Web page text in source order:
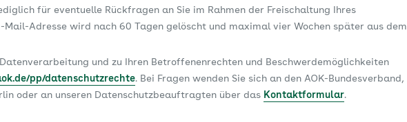
für eventuelle Rückfragen an Sie im Rahmen der Freischaltung Ihres
Mail-Adresse wird nach 60 Tagen gelöscht und maximal vier Wochen später aus dem
und zu Ihren Betroffenenrechten und Beschwerdemöglichkeiten
pp/datenschutzrechte. Bei Fragen wenden Sie sich an den AOK-Bundesverband,
oder an unseren Datenschutzbeauftragten über das Kontaktformular.